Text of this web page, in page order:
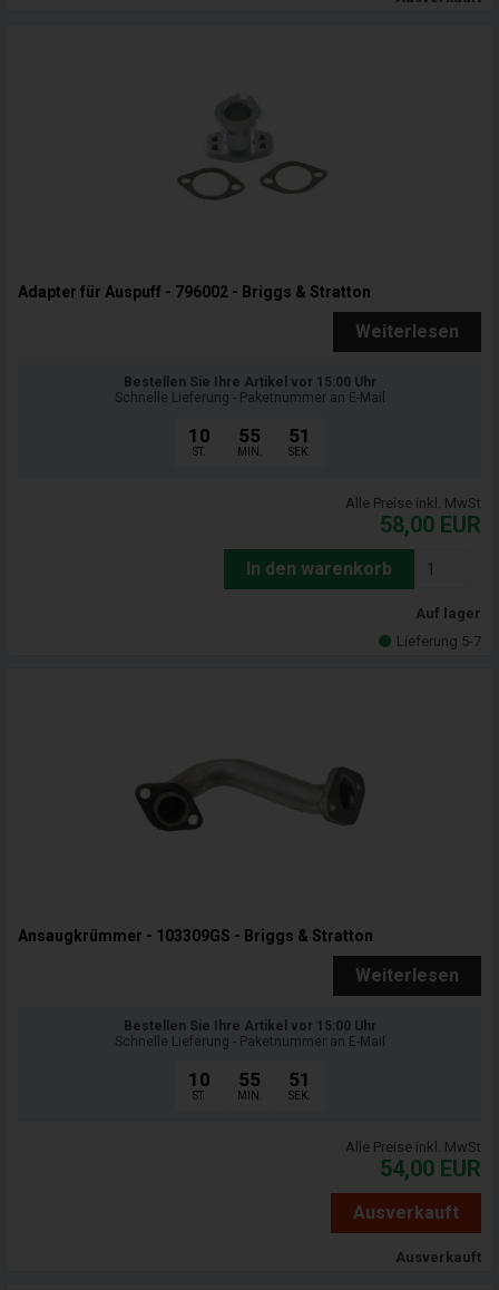
Adapter für Auspuff - 796002 - Briggs & Stratton
Weiterlesen
Bestellen Sie Ihre Artikel vor 15:00 Uhr
Schnelle Lieferung - Paketnummer an E-Mail
10
ST.
55
MIN.
50
SEK.
Alle Preise inkl. MwSt
58,00 EUR
In den warenkorb
Auf lager
Lieferung 5-7
Ansaugkrümmer - 103309GS - Briggs & Stratton
Weiterlesen
Bestellen Sie Ihre Artikel vor 15:00 Uhr
Schnelle Lieferung - Paketnummer an E-Mail
10
ST.
55
MIN.
50
SEK.
Alle Preise inkl. MwSt
54,00 EUR
Ausverkauft
Ausverkauft